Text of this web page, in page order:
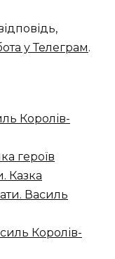
у Телеграм.
Королів-
героїв
Казка
Василь
Королів-